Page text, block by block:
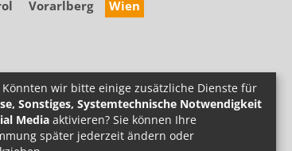
Vorarlberg Wien
Könnten wir bitte einige zusätzliche Dienste für
Sonstiges, Systemtechnische Notwendigkeit
Media aktivieren? Sie können Ihre
später jederzeit ändern oder